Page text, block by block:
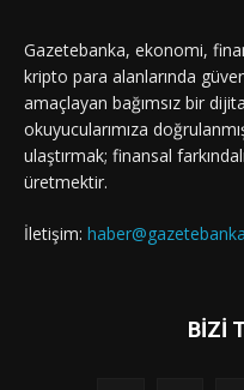
Gazetebanka, ekonomi,
kripto para alanlarında
amaçlayan bağımsız bir
okuyucularımıza
ulaştırmak; finansal
üretmektir.
İletişim:
BİZİ